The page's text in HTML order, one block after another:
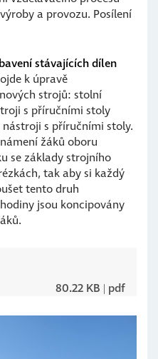
a provozu. Posílení
stávajících dílen
k úpravě
strojů: stolní
s příručními stoly
s příručními stoly.
žáků oboru
se základy strojního
tak aby si každý
tento druh
jsou koncipovány
80.22 KB | pdf